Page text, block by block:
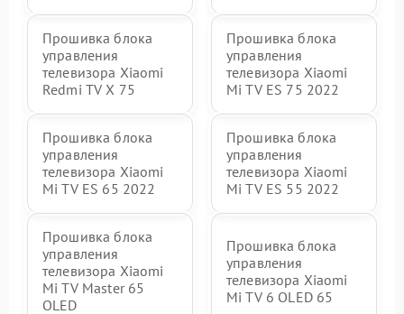
Прошивка блока
управления
телевизора Xiaomi
Redmi TV X 75
Прошивка блока
управления
телевизора Xiaomi
Mi TV ES 75 2022
Прошивка блока
управления
телевизора Xiaomi
Mi TV ES 65 2022
Прошивка блока
управления
телевизора Xiaomi
Mi TV ES 55 2022
Прошивка блока
управления
телевизора Xiaomi
Mi TV Master 65
OLED
Прошивка блока
управления
телевизора Xiaomi
Mi TV 6 OLED 65